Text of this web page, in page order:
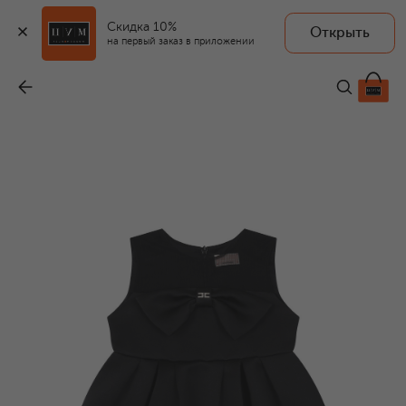
Скидка 10%
на первый заказ в приложении
Открыть